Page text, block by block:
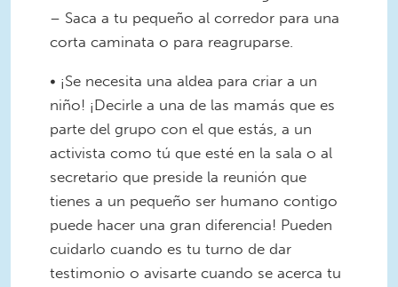
– Saca a tu pequeño al corredor para una
corta caminata o para reagruparse.
• ¡Se necesita una aldea para criar a un
niño! ¡Decirle a una de las mamás que es
parte del grupo con el que estás, a un
activista como tú que esté en la sala o al
secretario que preside la reunión que
tienes a un pequeño ser humano contigo
puede hacer una gran diferencia! Pueden
cuidarlo cuando es tu turno de dar
testimonio o avisarte cuando se acerca tu